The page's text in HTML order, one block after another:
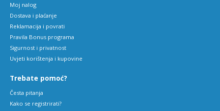
Moj nalog
Dostava i plaćanje
Reklamacija i povrati
Pravila Bonus programa
Sigurnost i privatnost
Uvjeti korištenja i kupovine
Trebate pomoć?
Česta pitanja
Kako se registrirati?